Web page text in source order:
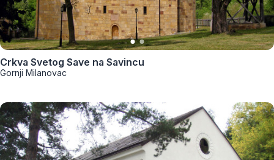
Crkva Svetog Save na Savincu
Gornji Milanovac